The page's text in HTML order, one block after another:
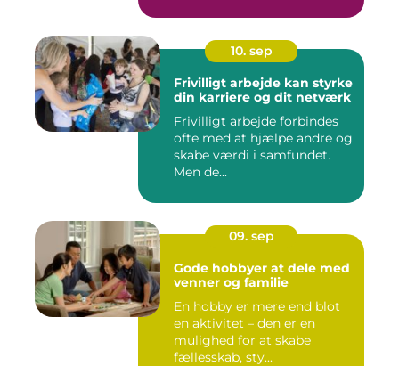
10. sep
Frivilligt arbejde kan styrke
din karriere og dit netværk
Frivilligt arbejde forbindes
ofte med at hjælpe andre og
skabe værdi i samfundet.
Men de...
09. sep
Gode hobbyer at dele med
venner og familie
En hobby er mere end blot
en aktivitet – den er en
mulighed for at skabe
fællesskab, sty...